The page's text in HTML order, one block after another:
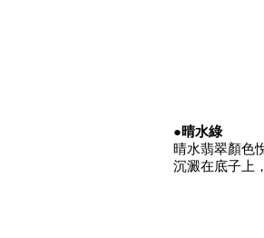
●晴水綠
晴水翡翠顏色
沉澱在底子上